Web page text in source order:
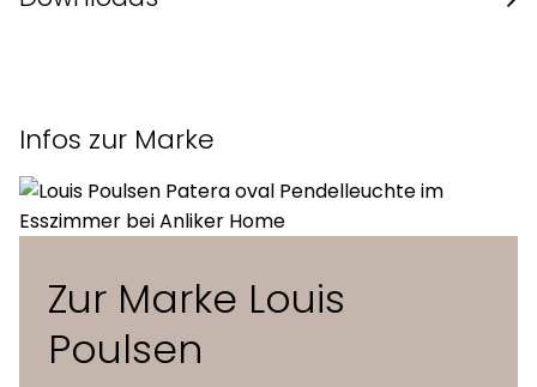
Kabellänge 3 Meter
Infos zur Marke
Zur Marke Louis
Poulsen